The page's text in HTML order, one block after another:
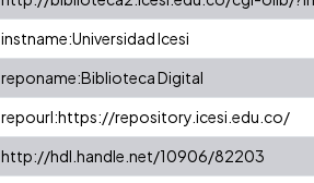
instname:Universidad Icesi
reponame:Biblioteca Digital
repourl:https://repository.icesi.edu.co/
http://hdl.handle.net/10906/82203